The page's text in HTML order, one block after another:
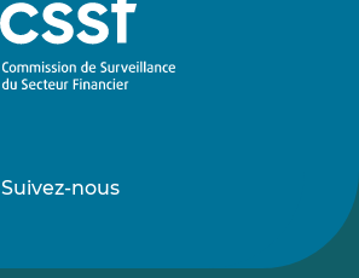
Suivez-nous
sursur